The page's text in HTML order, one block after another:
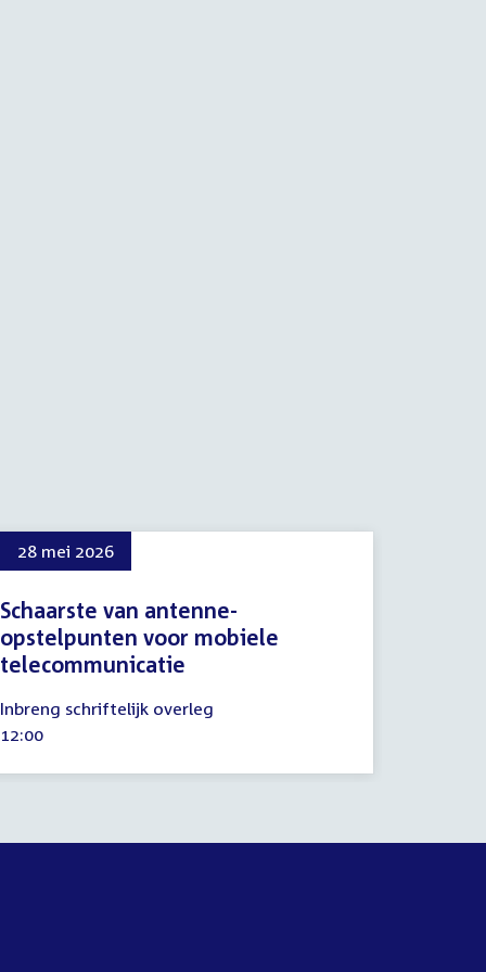
28 mei 2026
Schaarste van antenne-
opstelpunten voor mobiele
telecommunicatie
mei
2026
Inbreng schriftelijk overleg
Tijd
12:00